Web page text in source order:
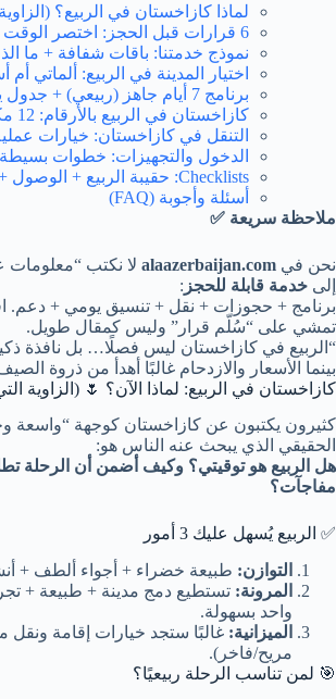
لماذا كازاخستان في الربيع؟
6 قرارات قبل الحجز: اختصر الوقت ووفّر الميزانية
نموذج خدمتنا: باقات شفافة + ما
اختيار المدينة في الربيع: ألماتي أم
برنامج 7 أيام جاهز (ربيعي) + جدول يوم بيوم
كازاخستان في الربيع بالأرقام: 12 مكانًا/تجربة
التنقل في كازاخستان: خيارات
الدخول والتجهيزات: خطوات
Checklists: حقيبة الربيع + الوصول + الأخطاء الشائعة
أسئلة وأجوبة (FAQ)
ملاحظة سريعة ✅
نحن في alaazerbaijan.com لا نكتب “معلومات
إلى خدمة قابلة للحجز :
برنامج + حجوزات + نقل + تنسيق يومي + دعم.
تمشي على “سُلّم قرار” وليس كمقال طويل.
“الربيع في كازاخستان ليس فصلًا… بل نافذة
بينما الأسعار والازدحام غالبًا أهدأ من ذروة
كازاخستان في الربيع: لماذا الآن؟ 🌷 (الزاوية
كثيرون يكتبون عن كازاخستان كوجهة “واسعة
الحقيقي الذي يبحث عنه الناس هو:
هل الربيع هو توقيتي؟ وكيف أضمن أن الرحلة
مفاجآت؟
✅ الربيع يُسهل عليك 3 أمور
التوازن: طبيعة خضراء + أجواء ألطف +
المرونة: تستطيع دمج مدينة + طبيعة +
واحد بسهولة.
الميزانية: غالبًا ستجد خيارات إقامة ونقل
مريح/فاخر).
🎯 لمن تناسب الرحلة ربيعيًا؟